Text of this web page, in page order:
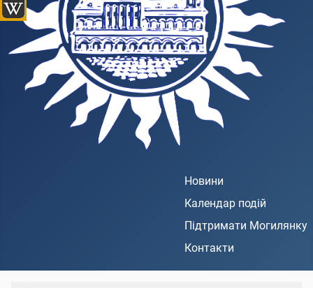
Новини
Календар подій
Підтримати Могилянку
Контакти